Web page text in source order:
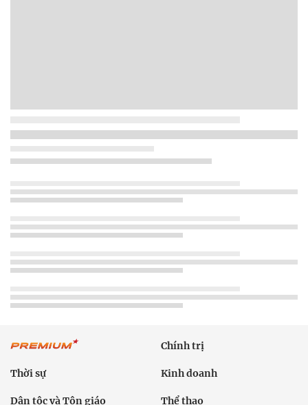
Chính trị
Thời sự Kinh doanh
Dân tộc và Tôn giáo Thể thao